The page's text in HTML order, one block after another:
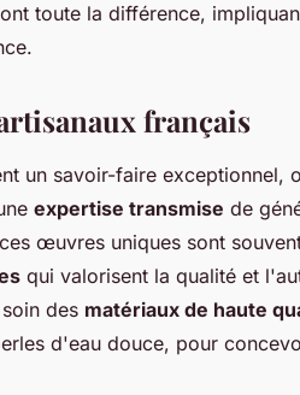
toute la différence,
français
un savoir-faire exceptionnel,
expertise transmise de
œuvres uniques sont
qui valorisent la qualité et
des matériaux de haute
d'eau douce, pour